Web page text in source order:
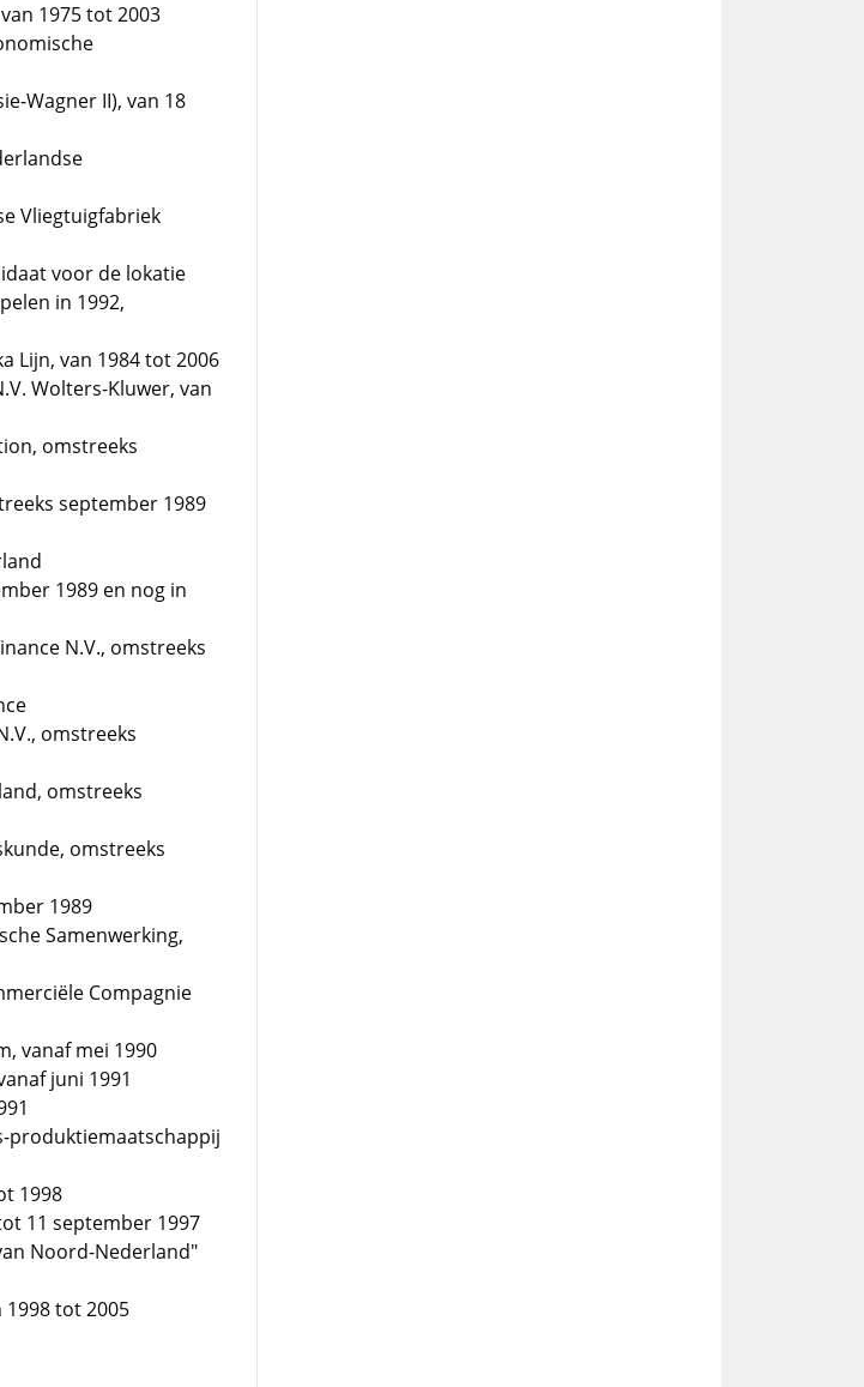
1975 tot 2003
Wagner II), van 18
Vliegtuigfabriek
voor de lokatie
in 1992,
Lijn, van 1984 tot 2006
Wolters-Kluwer, van
omstreeks
september 1989
1989 en nog in
N.V., omstreeks
omstreeks
omstreeks
omstreeks
1989
Samenwerking,
Compagnie
vanaf mei 1990
juni 1991
produktiemaatschappij
1998
11 september 1997
Noord-Nederland"
tot 2005